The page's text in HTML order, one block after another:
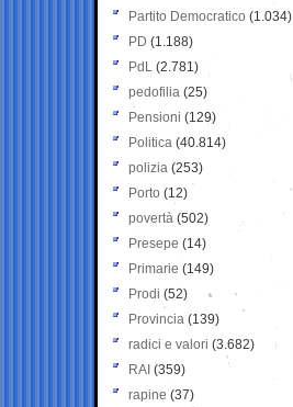
Partito Democratico (1.034)
PD (1.188)
PdL (2.781)
pedofilia (25)
Pensioni (129)
Politica (40.814)
polizia (253)
Porto (12)
povertà (502)
Presepe (14)
Primarie (149)
Prodi (52)
Provincia (139)
radici e valori (3.682)
RAI (359)
rapine (37)